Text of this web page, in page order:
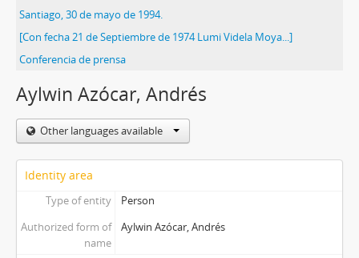
Santiago, 30 de mayo de 1994.
[Con fecha 21 de Septiembre de 1974 Lumi Videla Moya...]
Conferencia de prensa
Aylwin Azócar, Andrés
Other languages available
Identity area
Type of entity
Person
Authorized form of
name
Aylwin Azócar, Andrés